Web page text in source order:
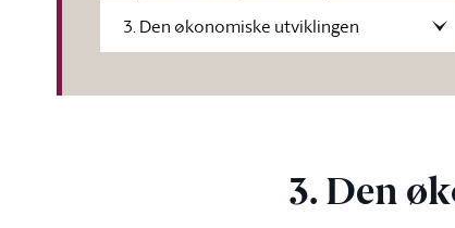
3. Den